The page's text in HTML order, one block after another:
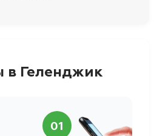
в Геленджик
01